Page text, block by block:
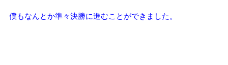
僕もなんとか準々決勝に進むことができました。